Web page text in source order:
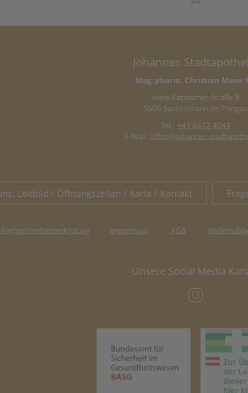
Johannes
Mag. pharm. Christian Maier
Hans-Kappacher-Straße 8
5600 Sankt Johann im Pongau
Tel.: +43 6412 4044
E-Mail: office@johannes-
Leitbild / Öffnungszeiten / Karte / Kontakt
Barrierefreiheitserklräung Impressum AGB
Unsere Social Media
(öffnet in